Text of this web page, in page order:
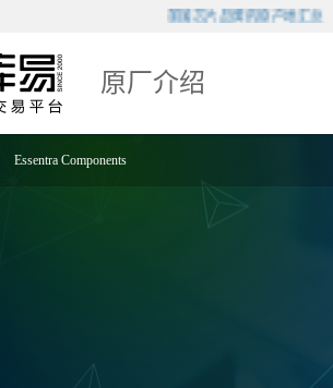
美国芯片品牌的原产地汇总
原厂介绍
Essentra Components